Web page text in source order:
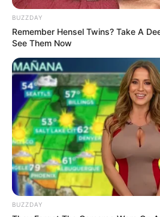
BRAINBERRIES
They Laughed At Her
BUZZDAY
Remember Hensel Twins? Take A
See Them Now
BUZZDAY